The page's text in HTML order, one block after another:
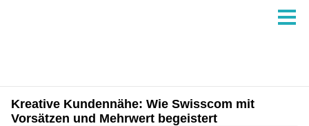
Kreative Kundennähe: Wie Swisscom mit
Vorsätzen und Mehrwert begeistert